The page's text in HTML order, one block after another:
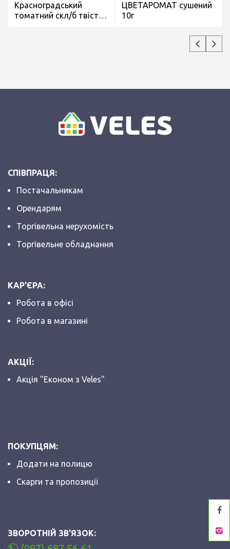
Красноградський
томатний скл/б твіст
ЦВЕТАРОМАТ сушений
10г
СПІВПРАЦЯ:
Постачальникам
Орендарям
Торгівельна нерухомість
Торгівельне обладнання
КАР'ЄРА:
Робота в офісі
Робота в магазині
АКЦІЇ:
Акція "Економ з Veles"
ПОКУПЦЯМ:
Додати на полицю
Скарги та пропозиції
ЗВОРОТНІЙ ЗВ'ЯЗОК: